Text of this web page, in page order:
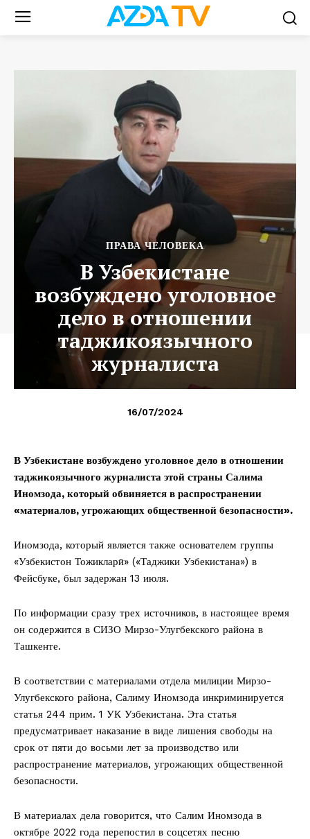
ПРАВА ЧЕЛОВЕКА
В Узбекистане
возбуждено уголовное
дело в отношении
таджикоязычного
журналиста
16/07/2024
В Узбекистане возбуждено уголовное дело в отношении
таджикоязычного журналиста этой страны Салима
Иномзода, который обвиняется в распространении
«материалов, угрожающих общественной безопасности».
Иномзода, который является также основателем группы
«Узбекистон Тожикларӣ» («Таджики Узбекистана») в
Фейсбуке, был задержан 13 июля.
По информации сразу трех источников, в настоящее время
он содержится в СИЗО Мирзо-Улугбекского района в
Ташкенте.
В соответствии с материалами отдела милиции Мирзо-
Улугбекского района, Салиму Иномзода инкриминируется
статья 244 прим. 1 УК Узбекистана. Эта статья
предусматривает наказание в виде лишения свободы на
срок от пяти до восьми лет за производство или
распространение материалов, угрожающих общественной
безопасности.
В материалах дела говорится, что Салим Иномзода в
октябре 2022 года перепостил в соцсетях песню